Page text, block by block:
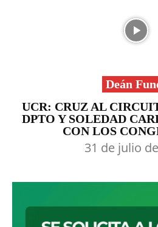
Deán
UCR: CRUZ AL
DPTO Y SOLEDAD
CON LOS
31 de julio